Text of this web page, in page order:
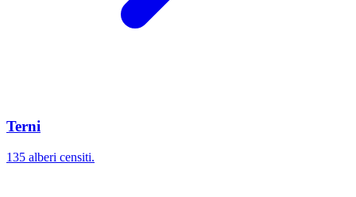
Terni
135 alberi censiti.